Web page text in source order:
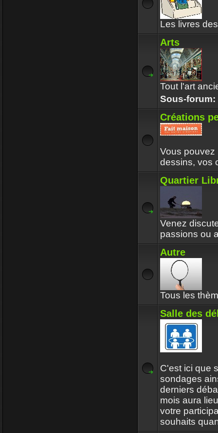
Les livres
Arts
Tout l'art
Sous-forum:
Créations
Vous pouvez
dessins, vos
Quartier
Venez
passions ou
Autre
Tous les
Salle des
C'est ici que
sondages
derniers
mois aura
votre
souhaits